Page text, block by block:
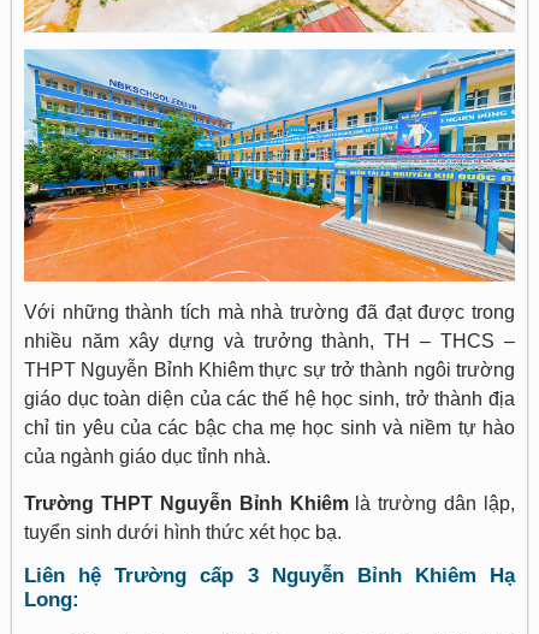
Với những thành tích mà nhà trường đã đạt được trong
nhiều năm xây dựng và trưởng thành, TH – THCS –
THPT Nguyễn Bỉnh Khiêm thực sự trở thành ngôi trường
giáo dục toàn diện của các thế hệ học sinh, trở thành địa
chỉ tin yêu của các bậc cha mẹ học sinh và niềm tự hào
của ngành giáo dục tỉnh nhà.
Trường THPT Nguyễn Bỉnh Khiêmlà trường dân lập,
tuyển sinh dưới hình thức xét học bạ.
Liên hệ Trường cấp 3 Nguyễn Bỉnh Khiêm Hạ
Long: